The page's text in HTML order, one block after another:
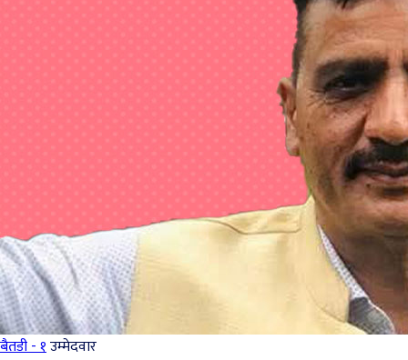
बैतडी - १उम्मेदवार